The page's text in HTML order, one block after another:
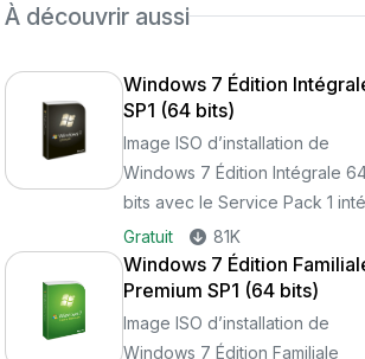
À découvrir aussi
Windows 7 Édition
SP1 (64 bits)
Image ISO d’installation de
Windows 7 Édition Intégrale
bits avec le Service Pack 1
Gratuit
81K
Windows 7 Édition
Premium SP1 (64 bits)
Image ISO d’installation de
Windows 7 Édition Familiale